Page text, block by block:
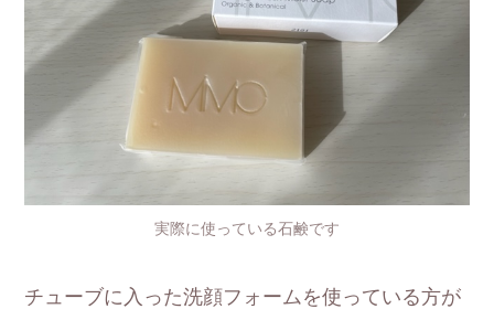
実際に使っている石鹸です
チューブに入った洗顔フォームを使っている方が